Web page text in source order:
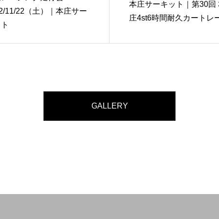
11/22（土）｜本庄サー
本庄サーキット｜第30回
庄4st6時間耐久カートレ
GALLERY